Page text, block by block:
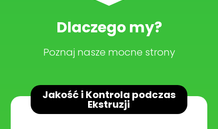
Dlaczego my?
Poznaj nasze mocne strony
Jakość i Kontrola podczas
Ekstruzji